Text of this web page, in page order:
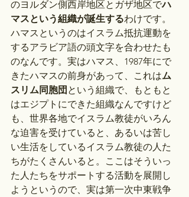
のヨルダン側西岸地区とガザ地区でハ
マスという組織が誕生するわけです。
ハマスというのはイスラム抵抗運動を
するアラビア語の頭文字を合わせたも
のなんです。実はハマス、1987年にで
きたハマスの前身があって、これはム
スリム同胞団 という組織で、もともと
はエジプトにできた組織なんですけど
も、世界各地でイスラム教徒がいろん
な迫害を受けていると、あるいは苦し
い生活をしているイスラム教徒の人た
ちがたくさんいると。ここはそういっ
た人たちをサポートする活動を展開し
ようというので、実は第一次中東戦争